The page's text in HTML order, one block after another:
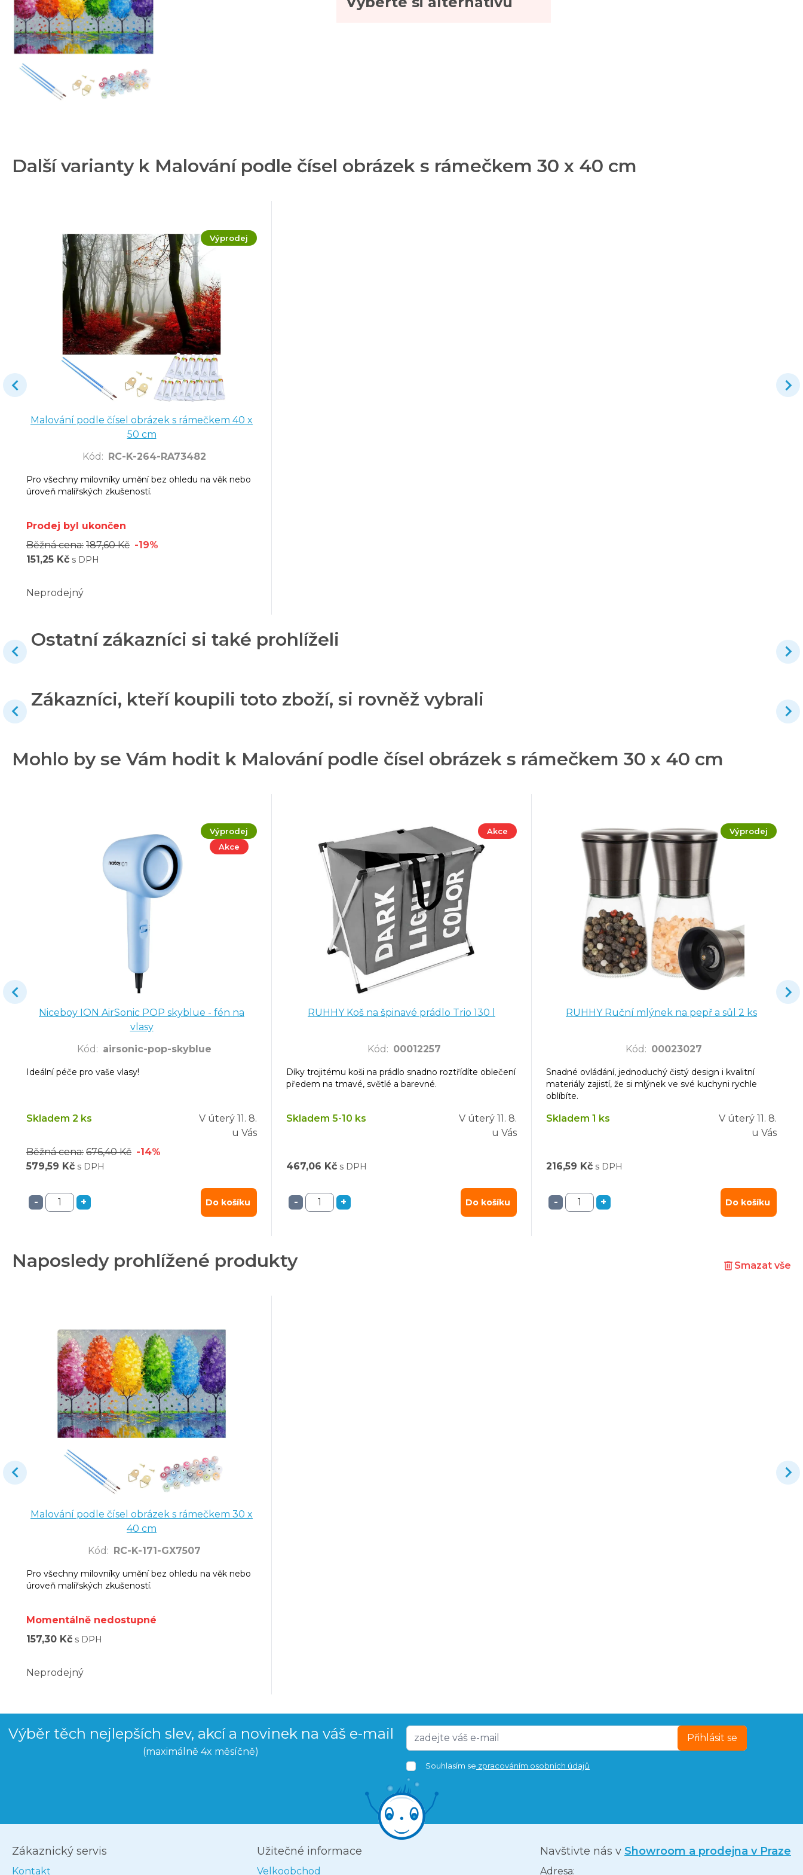
Další varianty k Malování podle čísel obrázek s rámečkem 30 x 40 cm
Výprodej
Malování podle čísel obrázek s rámečkem 40 x
50 cm
Kód : RC-K-264-RA73482
Pro všechny milovníky umění bez ohledu na věk nebo
úroveň malířských zkušeností.
Prodej byl ukončen
Běžná cena: 187,60 Kč -19%
151,25 Kč s DPH
Neprodejný
Ostatní zákazníci si také prohlíželi
Zákazníci, kteří koupili toto zboží, si rovněž vybrali
Mohlo by se Vám hodit k Malování podle čísel obrázek s rámečkem 30 x 40 cm
Výprodej
Akce
Niceboy ION AirSonic POP skyblue - fén na
vlasy
Kód : airsonic-pop-skyblue
Ideální péče pro vaše vlasy!
Skladem 2 ks V úterý 11. 8.
u Vás
Běžná cena: 676,40 Kč -14%
579,59 Kč s DPH
- + Do košíku
Akce
RUHHY Koš na špinavé prádlo Trio 130 l
Kód : 00012257
Díky trojitému koši na prádlo snadno roztřídíte oblečení
předem na tmavé, světlé a barevné.
Skladem 5-10 ks V úterý 11. 8.
u Vás
467,06 Kč s DPH
- + Do košíku
Výprodej
RUHHY Ruční mlýnek na pepř a sůl 2 ks
Kód : 00023027
Snadné ovládání, jednoduchý čistý design i kvalitní
materiály zajistí, že si mlýnek ve své kuchyni rychle
oblíbíte.
Skladem 1 ks V úterý 11. 8.
u Vás
216,59 Kč s DPH
- + Do košíku
Naposledy prohlížené produkty Smazat vše
Malování podle čísel obrázek s rámečkem 30 x
40 cm
Kód : RC-K-171-GX7507
Pro všechny milovníky umění bez ohledu na věk nebo
úroveň malířských zkušeností.
Momentálně nedostupné
157,30 Kč s DPH
Neprodejný
Výběr těch nejlepších slev, akcí a novinek na váš e-mail
(maximálně 4x měsíčně)
Přihlásit se
Souhlasím se zpracováním osobních údajů
Zákaznický servis
Kontakt
Užitečné informace
Velkoobchod
Navštivte nás v Showroom a prodejna v Praze
Adresa: